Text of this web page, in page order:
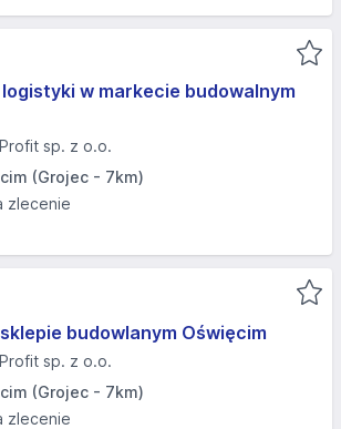
w markecie budowalnym
sp. z o.o.
(Grojec - 7km)
zlecenie
budowlanym Oświęcim
sp. z o.o.
(Grojec - 7km)
zlecenie